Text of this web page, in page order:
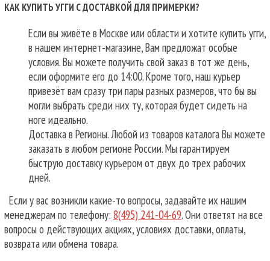
КАК КУПИТЬ УГГИ С ДОСТАВКОЙ ДЛЯ ПРИМЕРКИ?
Если вы живёте в Москве или области и хотите купить угги,
в нашем интернет-магазине, Вам предложат особые
условия. Вы можете получить свой заказ в тот же день,
если оформите его до 14:00. Кроме того, наш курьер
привезёт вам сразу три пары разных размеров, что бы вы
могли выбрать среди них ту, которая будет сидеть на
ноге идеально.
Доставка в Регионы. Любой из товаров каталога Вы можете
заказать в любом регионе России. Мы гарантируем
быструю доставку курьером от двух до трех рабочих
дней.
Если у вас возникли какие-то вопросы, задавайте их нашим
менеджерам по телефону: 8(495) 241-04-69. Они ответят на все
вопросы о действующих акциях, условиях доставки, оплаты,
возврата или обмена товара.